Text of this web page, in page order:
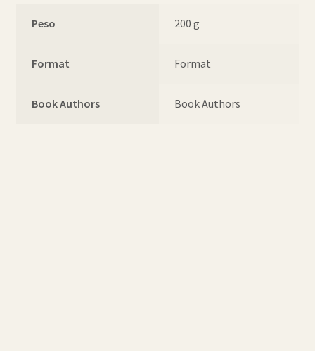
Peso 200 g
Format Format
Book Authors Book Authors